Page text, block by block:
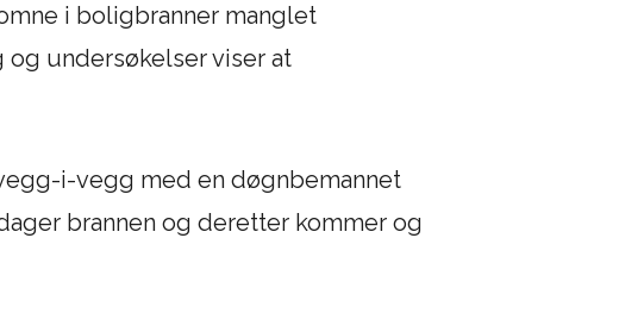
i boligbranner manglet
undersøkelser viser at
i-vegg med en døgnbemannet
brannen og deretter kommer og